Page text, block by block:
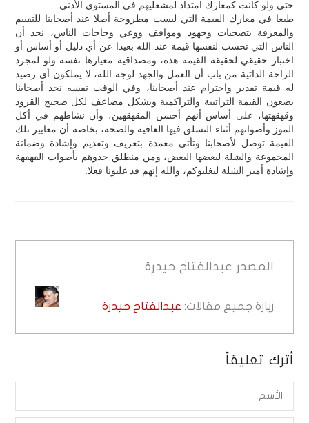
حتى ولو كانت كمعارك امتداد لمشغليهم في المستوى الأدنى.
طبعا في معارك القيمة التي ليست مطروحة أصلا عند أصحابنا للتقييم
والمعرفة بتضحيات وجهود ومواقف ووعي وحاجات الناس، نجد أن
الناس التي تحسب لنفسها قيمة عند الله بعيدا عن أي دليل أو أساس أو
اختبار حقيقي لحقيقة القيمة هذه، ومصداقية معيارها نفسه ولو لمجرد
الراحة الذاتية من باب أن العمل والجهد لوجه الله، لا يملكون أي رصيد
له قيمة تقدير واحترام عند أصحابنا، وفي الوقت نفسه نجد أصحابنا
يضعون القيمة التراتبية والتراكمية وبشكل مضاعف لكل ضجيج القرود
وقهقهتها، على أساس أنهم أحسن المقهقهين، وأن نشاطهم في أكل
الموز وأصواتهم أثناء التسلق فيها العافية والصحة، بخاصة أن معايير تلك
القيمة توصل لأصحابنا وتأتي معمدة بتعريف وتقديم وإشادة وضمانة
المجموعة والشلة لبعضها البعض، ومن منطلق خذوهم بأصوات القهقهة
وإشادة أمير الشلة ليغلبوكم، والله إنهم قد غلبونا فعلا.
المصدر عبدالفتاح حيدرة
زيارة جميع مقالات: عبدالفتاح حيدرة
أترك تعليقاً